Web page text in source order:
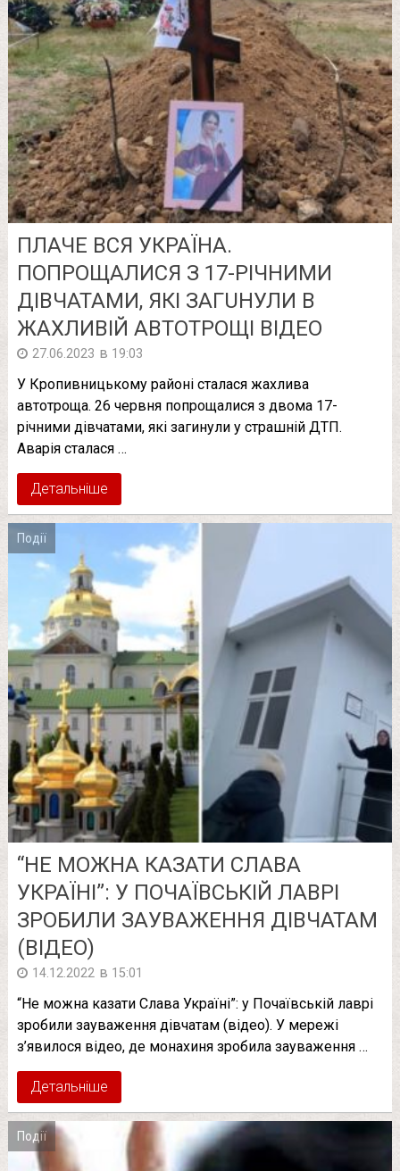
ПЛАЧЕ ВСЯ УКРАЇНА.
ПOПPOЩАЛИСЯ З 17-PІЧНИМИ
ДІВЧАТАМИ, ЯКІ ЗAГUНУЛИ В
ЖAXЛИВIЙ АВТОТPОЩІ ВIДЕО
27.06.2023 в 19:03
У Кропивницькому районі сталася жахлива
автотроща. 26 червня попрощалися з двома 17-
річними дівчатами, які загинули у страшній ДТП.
Аварія сталася …
Детальніше
Події
“НЕ МОЖНА КАЗАТИ СЛАВА
УКРАЇНІ”: У ПОЧАЇВСЬКІЙ ЛАВРІ
ЗРОБИЛИ ЗАУВАЖЕННЯ ДІВЧАТАМ
(ВІДЕО)
14.12.2022 в 15:01
“Не можна казати Слава Україні”: у Почаївській лаврі
зробили зауваження дівчатам (відео). У мережі
з’явилося відео, де монахиня зробила зауваження …
Детальніше
Події